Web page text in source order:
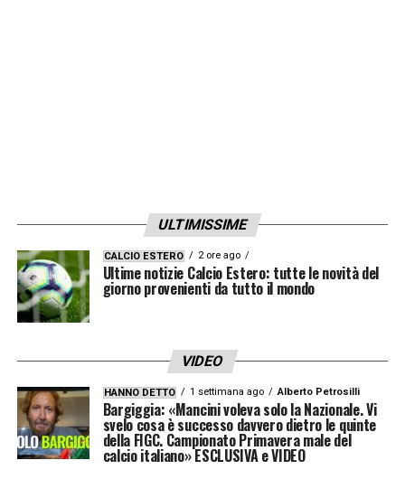
ULTIMISSIME
CALCIO ESTERO 2 ore ago
Ultime notizie Calcio Estero: tutte le novità del
giorno provenienti da tutto il mondo
VIDEO
HANNO DETTO 1 settimana ago Alberto Petrosilli
Bargiggia: «Mancini voleva solo la Nazionale. Vi
svelo cosa è successo davvero dietro le quinte
della FIGC. Campionato Primavera male del
calcio italiano» ESCLUSIVA e VIDEO